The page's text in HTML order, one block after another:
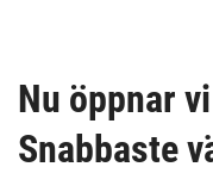
Nu öppnar
Snabbaste